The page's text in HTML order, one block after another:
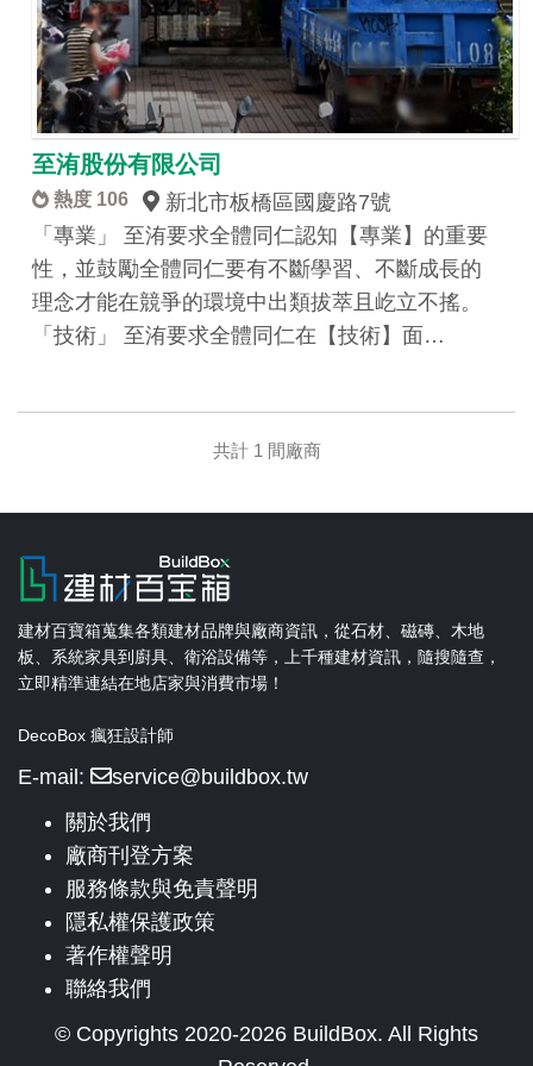
至洧股份有限公司
熱度 106
新北市板橋區國慶路7號
「專業」 至洧要求全體同仁認知【專業】的重要
性，並鼓勵全體同仁要有不斷學習、不斷成長的
理念才能在競爭的環境中出類拔萃且屹立不搖。
「技術」 至洧要求全體同仁在【技術】面…
共計 1 間廠商
建材百寶箱蒐集各類建材品牌與廠商資訊，從石材、磁磚、木地
板、系統家具到廚具、衛浴設備等，上千種建材資訊，隨搜隨查，
立即精準連結在地店家與消費市場！
DecoBox 瘋狂設計師
E-mail:
service@buildbox.tw
關於我們
廠商刊登方案
服務條款與免責聲明
隱私權保護政策
著作權聲明
聯絡我們
© Copyrights 2020-2026 BuildBox. All Rights